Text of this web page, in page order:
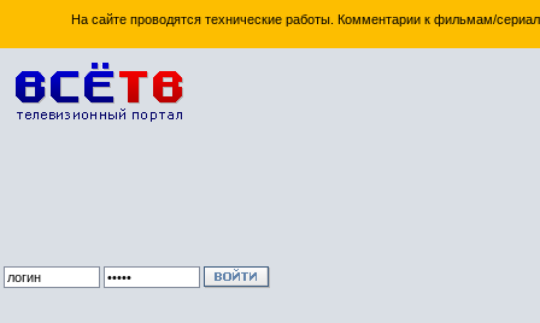
На сайте проводятся технические работы. Комментарии к фильмам/